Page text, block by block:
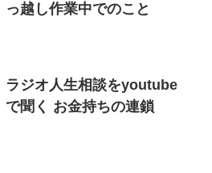
っ越し作業中でのこと
ラジオ人生相談をyoutube
で聞く お金持ちの連鎖